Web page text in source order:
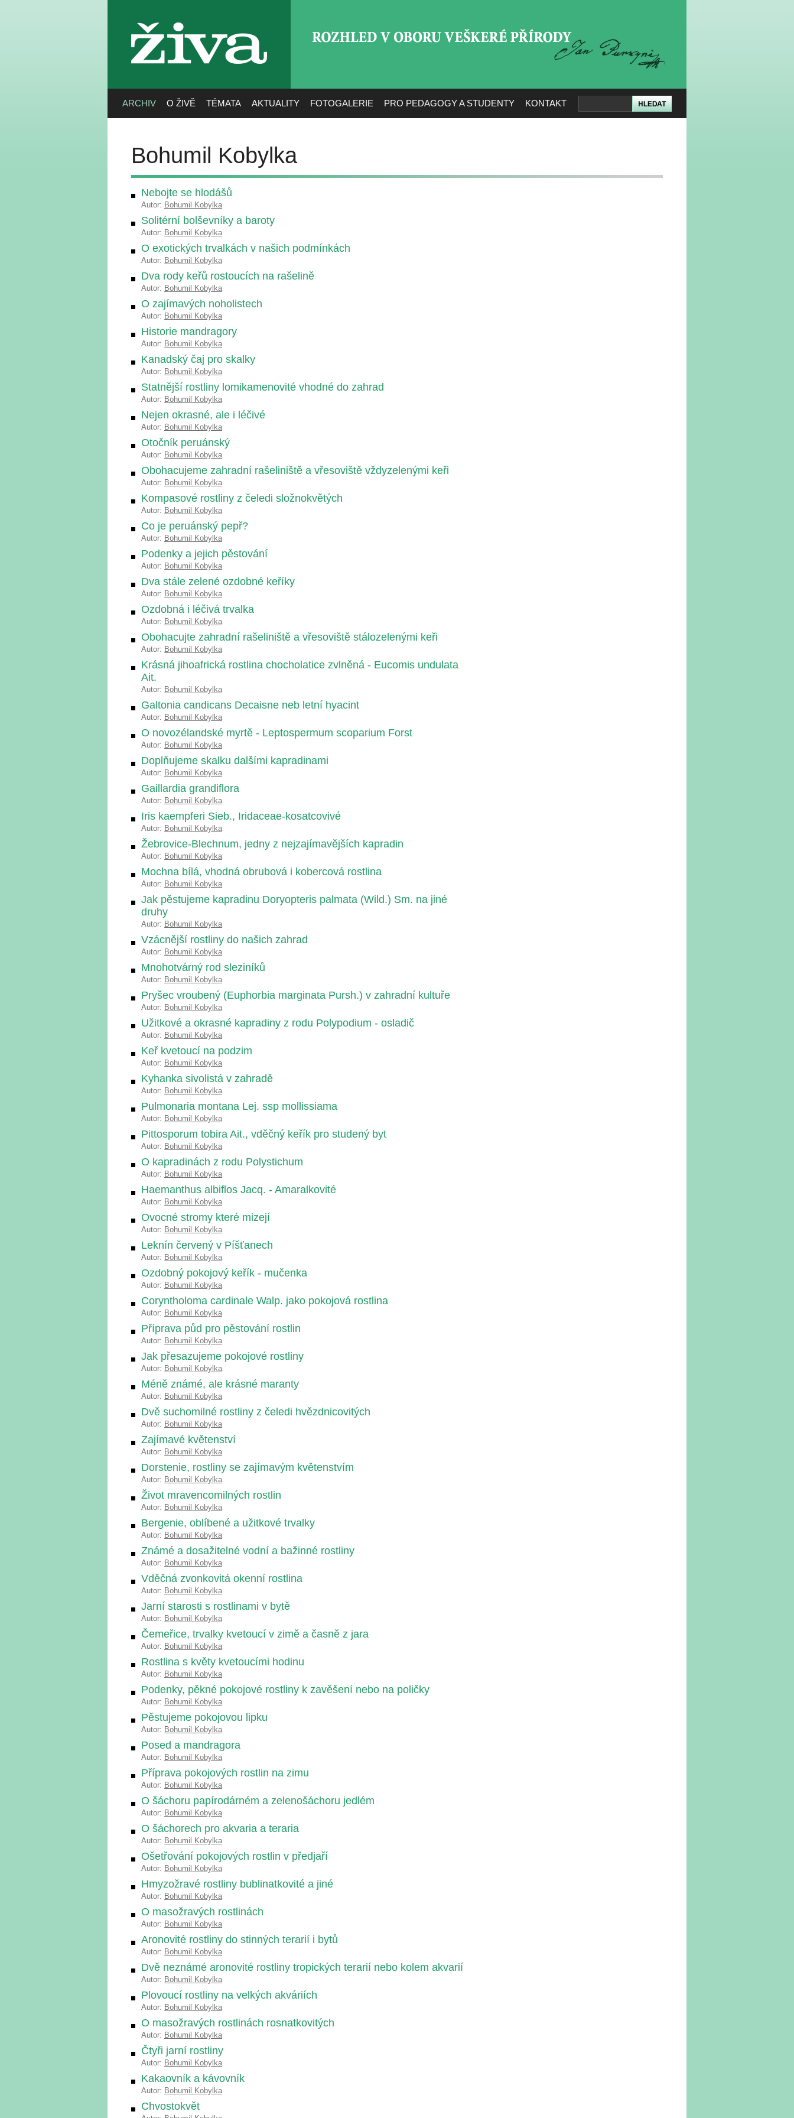
živa
ARCHIV O ŽIVĚ TÉMATA AKTUALITY FOTOGALERIE PRO PEDAGOGY A STUDENTY KONTAKT
Bohumil Kobylka
Nebojte se hlodášů
Autor: Bohumil Kobylka
Solitérní bolševníky a baroty
Autor: Bohumil Kobylka
O exotických trvalkách v našich podmínkách
Autor: Bohumil Kobylka
Dva rody keřů rostoucích na rašelině
Autor: Bohumil Kobylka
O zajímavých noholistech
Autor: Bohumil Kobylka
Historie mandragory
Autor: Bohumil Kobylka
Kanadský čaj pro skalky
Autor: Bohumil Kobylka
Statnější rostliny lomikamenovité vhodné do zahrad
Autor: Bohumil Kobylka
Nejen okrasné, ale i léčivé
Autor: Bohumil Kobylka
Otočník peruánský
Autor: Bohumil Kobylka
Obohacujeme zahradní rašeliniště a vřesoviště vždyzelenými keři
Autor: Bohumil Kobylka
Kompasové rostliny z čeledi složnokvětých
Autor: Bohumil Kobylka
Co je peruánský pepř?
Autor: Bohumil Kobylka
Podenky a jejich pěstování
Autor: Bohumil Kobylka
Dva stále zelené ozdobné keříky
Autor: Bohumil Kobylka
Ozdobná i léčivá trvalka
Autor: Bohumil Kobylka
Obohacujte zahradní rašeliniště a vřesoviště stálozelenými keři
Autor: Bohumil Kobylka
Krásná jihoafrická rostlina chocholatice zvlněná - Eucomis undulata
Ait.
Autor: Bohumil Kobylka
Galtonia candicans Decaisne neb letní hyacint
Autor: Bohumil Kobylka
O novozélandské myrtě - Leptospermum scoparium Forst
Autor: Bohumil Kobylka
Doplňujeme skalku dalšími kapradinami
Autor: Bohumil Kobylka
Gaillardia grandiflora
Autor: Bohumil Kobylka
Iris kaempferi Sieb., Iridaceae-kosatcovivé
Autor: Bohumil Kobylka
Žebrovice-Blechnum, jedny z nejzajímavějších kapradin
Autor: Bohumil Kobylka
Mochna bílá, vhodná obrubová i kobercová rostlina
Autor: Bohumil Kobylka
Jak pěstujeme kapradinu Doryopteris palmata (Wild.) Sm. na jiné
druhy
Autor: Bohumil Kobylka
Vzácnější rostliny do našich zahrad
Autor: Bohumil Kobylka
Mnohotvárný rod sleziníků
Autor: Bohumil Kobylka
Pryšec vroubený (Euphorbia marginata Pursh.) v zahradní kultuře
Autor: Bohumil Kobylka
Užitkové a okrasné kapradiny z rodu Polypodium - osladič
Autor: Bohumil Kobylka
Keř kvetoucí na podzim
Autor: Bohumil Kobylka
Kyhanka sivolistá v zahradě
Autor: Bohumil Kobylka
Pulmonaria montana Lej. ssp mollissiama
Autor: Bohumil Kobylka
Pittosporum tobira Ait., vděčný keřík pro studený byt
Autor: Bohumil Kobylka
O kapradinách z rodu Polystichum
Autor: Bohumil Kobylka
Haemanthus albiflos Jacq. - Amaralkovité
Autor: Bohumil Kobylka
Ovocné stromy které mizejí
Autor: Bohumil Kobylka
Leknín červený v Píšťanech
Autor: Bohumil Kobylka
Ozdobný pokojový keřík - mučenka
Autor: Bohumil Kobylka
Coryntholoma cardinale Walp. jako pokojová rostlina
Autor: Bohumil Kobylka
Příprava půd pro pěstování rostlin
Autor: Bohumil Kobylka
Jak přesazujeme pokojové rostliny
Autor: Bohumil Kobylka
Méně známé, ale krásné maranty
Autor: Bohumil Kobylka
Dvě suchomilné rostliny z čeledi hvězdnicovitých
Autor: Bohumil Kobylka
Zajímavé květenství
Autor: Bohumil Kobylka
Dorstenie, rostliny se zajímavým květenstvím
Autor: Bohumil Kobylka
Život mravencomilných rostlin
Autor: Bohumil Kobylka
Bergenie, oblíbené a užitkové trvalky
Autor: Bohumil Kobylka
Známé a dosažitelné vodní a bažinné rostliny
Autor: Bohumil Kobylka
Vděčná zvonkovitá okenní rostlina
Autor: Bohumil Kobylka
Jarní starosti s rostlinami v bytě
Autor: Bohumil Kobylka
Čemeřice, trvalky kvetoucí v zimě a časně z jara
Autor: Bohumil Kobylka
Rostlina s květy kvetoucími hodinu
Autor: Bohumil Kobylka
Podenky, pěkné pokojové rostliny k zavěšení nebo na poličky
Autor: Bohumil Kobylka
Pěstujeme pokojovou lipku
Autor: Bohumil Kobylka
Posed a mandragora
Autor: Bohumil Kobylka
Příprava pokojových rostlin na zimu
Autor: Bohumil Kobylka
O šáchoru papírodárném a zelenošáchoru jedlém
Autor: Bohumil Kobylka
O šáchorech pro akvaria a teraria
Autor: Bohumil Kobylka
Ošetřování pokojových rostlin v předjaří
Autor: Bohumil Kobylka
Hmyzožravé rostliny bublinatkovité a jiné
Autor: Bohumil Kobylka
O masožravých rostlinách
Autor: Bohumil Kobylka
Aronovité rostliny do stinných terarií i bytů
Autor: Bohumil Kobylka
Dvě neznámé aronovité rostliny tropických terarií nebo kolem akvarií
Autor: Bohumil Kobylka
Plovoucí rostliny na velkých akváriích
Autor: Bohumil Kobylka
O masožravých rostlinách rosnatkovitých
Autor: Bohumil Kobylka
Čtyři jarní rostliny
Autor: Bohumil Kobylka
Kakaovník a kávovník
Autor: Bohumil Kobylka
Chvostokvět